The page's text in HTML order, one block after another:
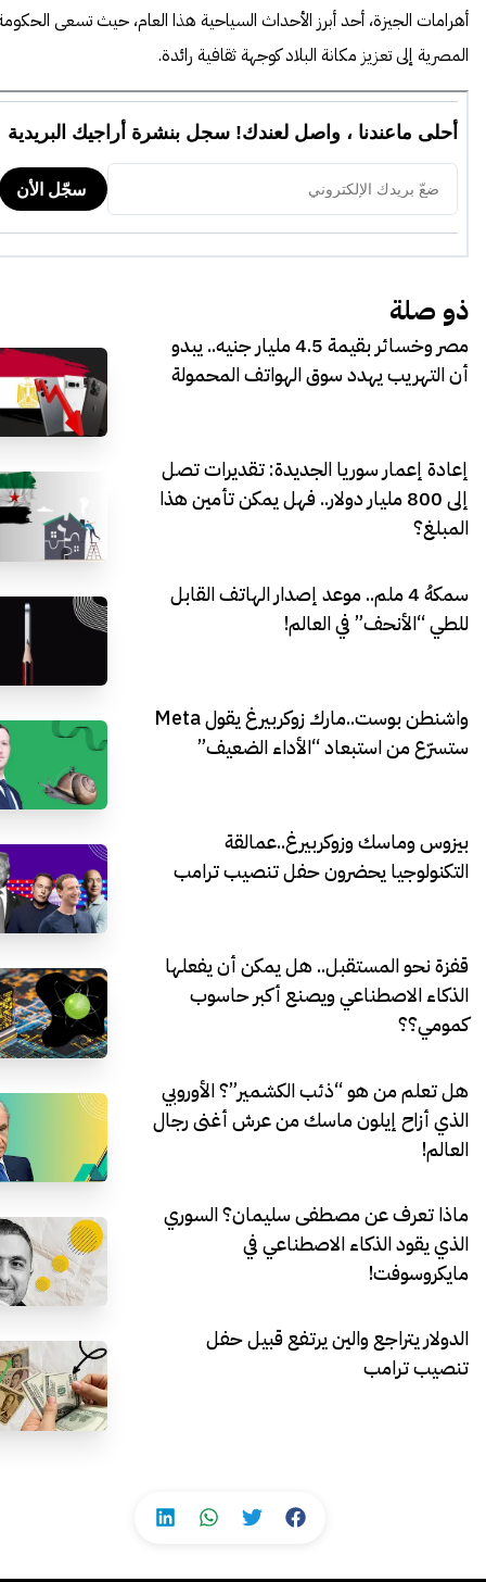
أهرامات الجيزة، أحد أبرز الأحداث السياحية هذا العام، حيث تسعى
المصرية إلى تعزيز مكانة البلاد كوجهة ثقافية رائدة.
ذو صلة
مصر وخسائر بقيمة 4.5 مليار جنيه.. يبدو
أن التهريب يهدد سوق الهواتف المحمولة
إعادة إعمار سوريا الجديدة: تقديرات تصل
إلى 800 مليار دولار.. فهل يمكن تأمين هذا
المبلغ؟
سمكهُ 4 ملم.. موعد إصدار الهاتف القابل
للطي “الأنحف” في العالم!
واشنطن بوست..مارك زوكربيرغ يقول Meta
ستسرّع من استبعاد “الأداء الضعيف”
بيزوس وماسك وزوكربيرغ..عمالقة
التكنولوجيا يحضرون حفل تنصيب ترامب
قفزة نحو المستقبل.. هل يمكن أن يفعلها
الذكاء الاصطناعي ويصنع أكبر حاسوب
كمومي؟؟
هل تعلم من هو “ذئب الكشمير”؟ الأوروبي
الذي أزاح إيلون ماسك من عرش أغنى رجال
العالم!
ماذا تعرف عن مصطفى سليمان؟ السوري
الذي يقود الذكاء الاصطناعي في
مايكروسوفت!
الدولار يتراجع والين يرتفع قبيل حفل
تنصيب ترامب